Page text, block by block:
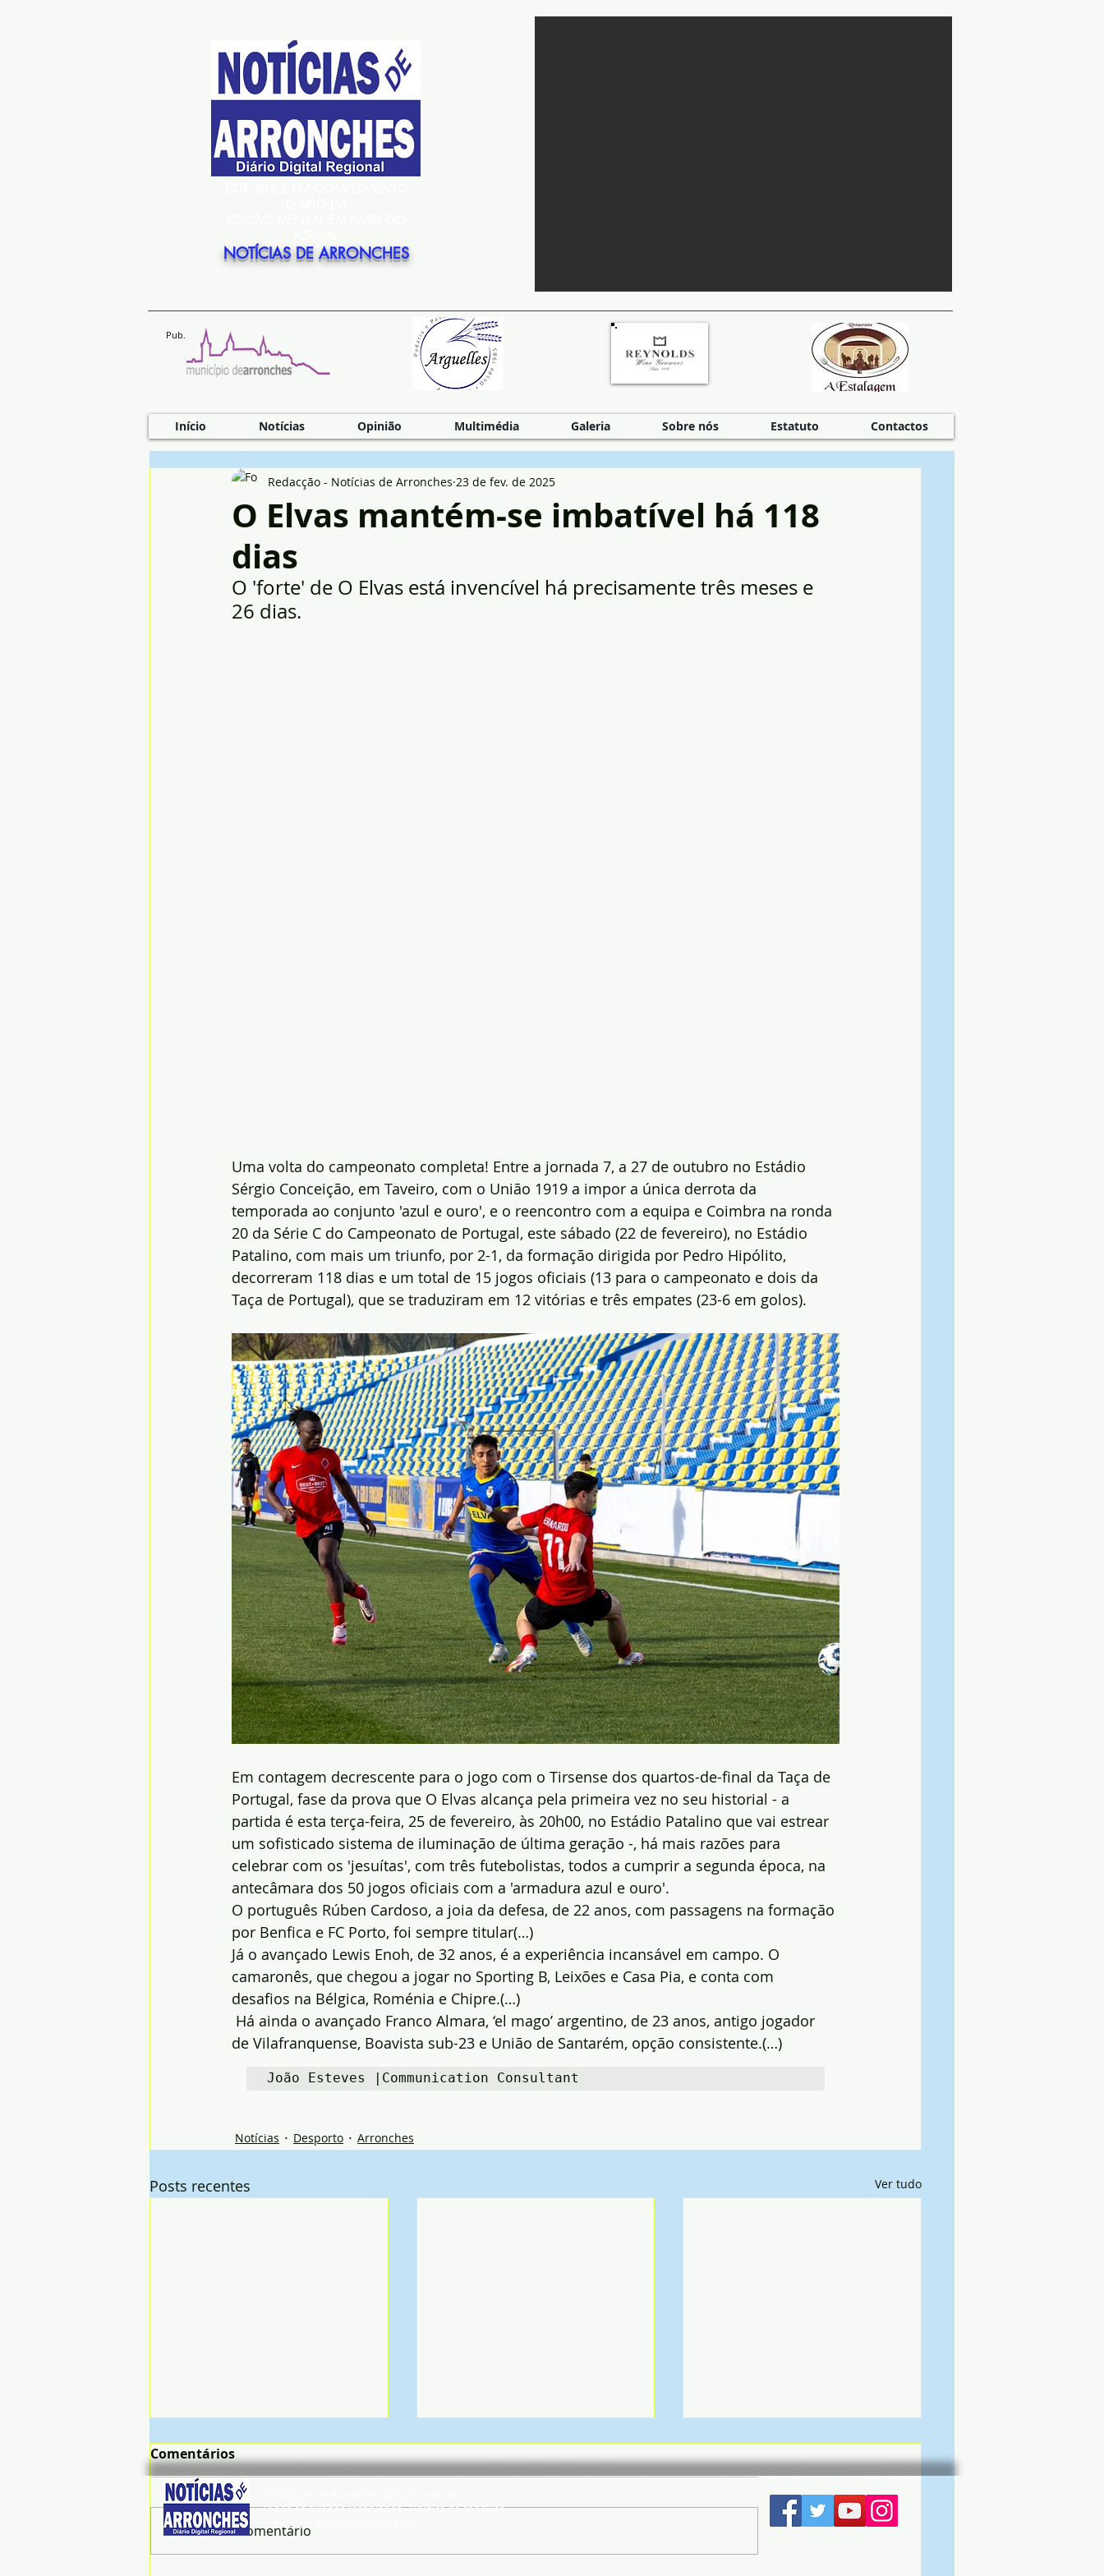
NOTÍCIAS DE ARRONCHES
Pub.
Início Notícias Opinião Multimédia Galeria Sobre nós Estatuto Contactos
O Elvas mantém-se imbatível há 118
dias
Redacção - Notícias de Arronches 23 de fev. de 2025
O 'forte' de O Elvas está invencível há precisamente três meses e
26 dias.
Uma volta do campeonato completa! Entre a jornada 7, a 27 de outubro no Estádio
Sérgio Conceição, em Taveiro, com o União 1919 a impor a única derrota da
temporada ao conjunto 'azul e ouro', e o reencontro com a equipa e Coimbra na ronda
20 da Série C do Campeonato de Portugal, este sábado (22 de fevereiro), no Estádio
Patalino, com mais um triunfo, por 2-1, da formação dirigida por Pedro Hipólito,
decorreram 118 dias e um total de 15 jogos oficiais (13 para o campeonato e dois da
Taça de Portugal), que se traduziram em 12 vitórias e três empates (23-6 em golos).
Em contagem decrescente para o jogo com o Tirsense dos quartos-de-final da Taça de
Portugal, fase da prova que O Elvas alcança pela primeira vez no seu historial - a
partida é esta terça-feira, 25 de fevereiro, às 20h00, no Estádio Patalino que vai estrear
um sofisticado sistema de iluminação de última geração -, há mais razões para
celebrar com os 'jesuítas', com três futebolistas, todos a cumprir a segunda época, na
antecâmara dos 50 jogos oficiais com a 'armadura azul e ouro'.
O português Rúben Cardoso, a joia da defesa, de 22 anos, com passagens na formação
por Benfica e FC Porto, foi sempre titular(…)
Já o avançado Lewis Enoh, de 32 anos, é a experiência incansável em campo. O
camaronês, que chegou a jogar no Sporting B, Leixões e Casa Pia, e conta com
desafios na Bélgica, Roménia e Chipre.(…)
Há ainda o avançado Franco Almara, ‘el mago’ argentino, de 23 anos, antigo jogador
de Vilafranquense, Boavista sub-23 e União de Santarém, opção consistente.(…)
João Esteves |Communication Consultant
Notícias Desporto Arronches
Posts recentes Ver tudo
Comentários
Escreva um comentário
Todos os direitos reservados - Política de coockies
noticiasdearronches@gmail.com